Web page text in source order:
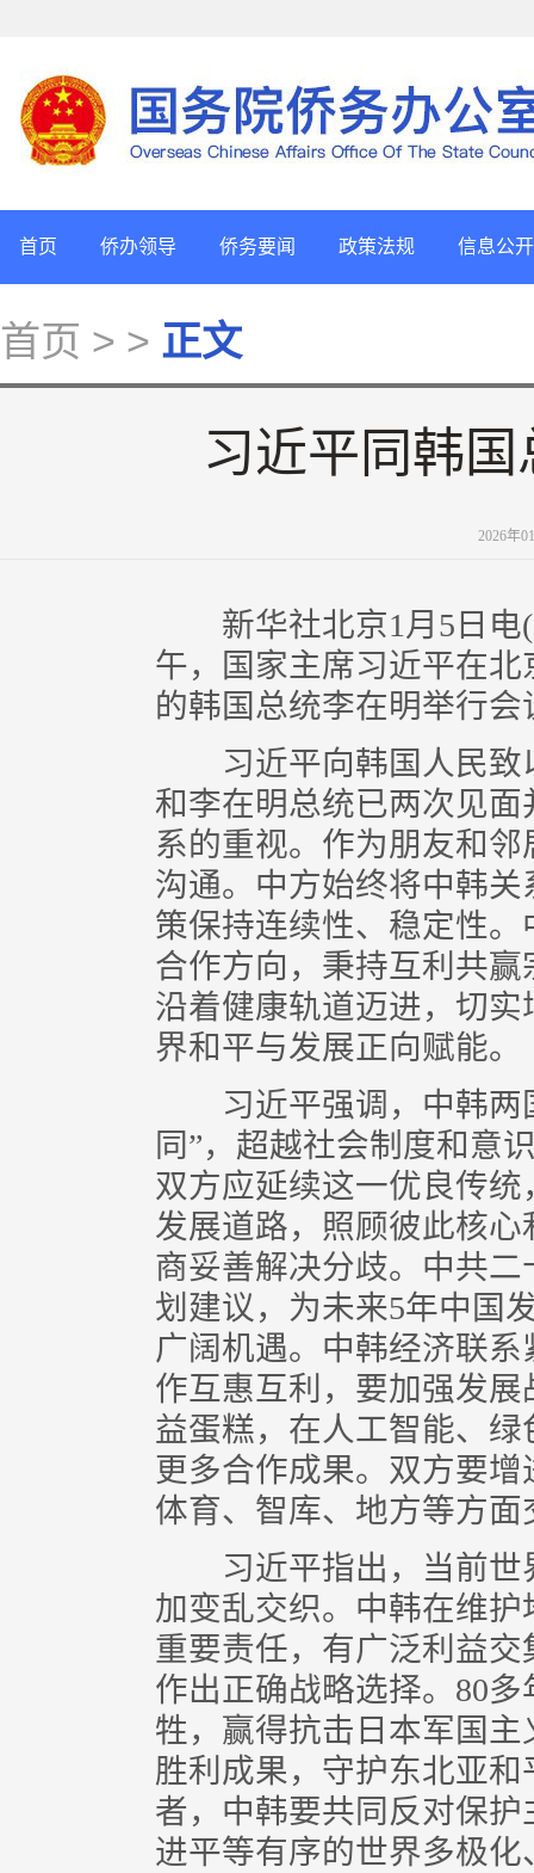
首页 侨办领导 侨务要闻 政策法规 信息公开
首页 > > 正文
习近平同韩
2026年
新华社北京1月5日电(
午，国家主席习近平在
的韩国总统李在明举行会
习近平向韩国人民致
和李在明总统已两次见
系的重视。作为朋友和
沟通。中方始终将中韩
策保持连续性、稳定性
合作方向，秉持互利共
沿着健康轨道迈进，切
界和平与发展正向赋能。
习近平强调，中韩两
同”，超越社会制度和意
双方应延续这一优良传
发展道路，照顾彼此核
商妥善解决分歧。中共
划建议，为未来5年中国
广阔机遇。中韩经济联
作互惠互利，要加强发
益蛋糕，在人工智能、
更多合作成果。双方要
体育、智库、地方等方
习近平指出，当前世
加变乱交织。中韩在维
重要责任，有广泛利益
作出正确战略选择。80
牲，赢得抗击日本军国
胜利成果，守护东北亚
者，中韩要共同反对保
进平等有序的世界多极